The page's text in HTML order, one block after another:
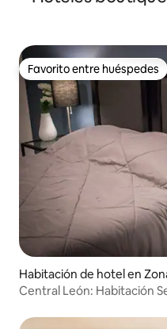
Favorito entre huéspedes
Favorito entre huéspedes
Habitación de hotel en
Central León: Habitación